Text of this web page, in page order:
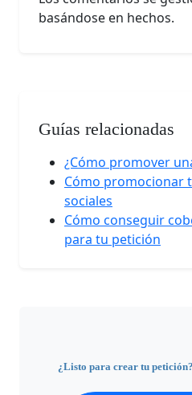
basándose en hechos.
Guías relacionadas
¿Cómo promover
Cómo promocionar
sociales
Cómo conseguir
para tu petición
¿Listo para crear tu petición?